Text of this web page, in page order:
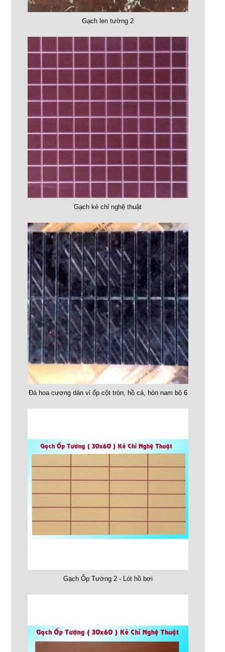
Gạch len tường 2
Gạch kẻ chỉ nghệ thuật
Đá hoa cương dán vỉ ốp cột tròn, hồ cá, hòn nam bộ 6
Gạch Ốp Tường 2 - Lót hồ bơi